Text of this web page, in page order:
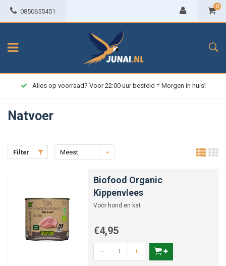
0850655451
0
Alles op voorraad? Voor 22:00 uur besteld = Morgen in huis!
Natvoer
Filter
Meest
Biofood Organic
Kippenvlees
Voor hond en kat
€4,95
- +